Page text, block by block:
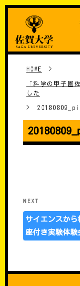
content
HOME >
「科学の甲子園
した
>
Next
Post
NEXT
サイエンスか
座付き実験体験